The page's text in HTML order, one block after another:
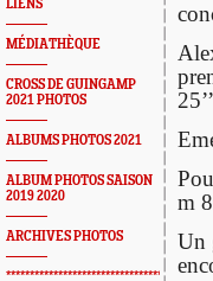
LIENS
MÉDIATHÈQUE
CROSS DE GUINGAMP
2021 PHOTOS
ALBUMS PHOTOS 2021
ALBUM PHOTOS SAISON
2019 2020
ARCHIVES PHOTOS
m
Un